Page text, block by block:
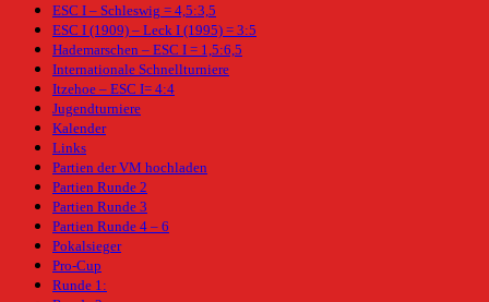
ESC I – Schleswig = 4,5:3,5
ESC I (1909) – Leck I (1995) = 3:5
Hademarschen – ESC I = 1,5:6,5
Internationale Schnellturniere
Itzehoe – ESC I= 4:4
Jugendturniere
Kalender
Links
Partien der VM hochladen
Partien Runde 2
Partien Runde 3
Partien Runde 4 – 6
Pokalsieger
Pro-Cup
Runde 1: